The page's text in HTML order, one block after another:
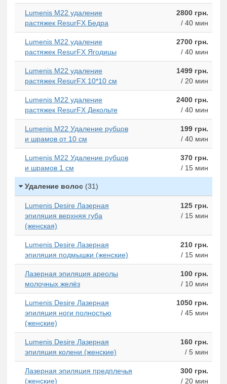
Lumenis M22 удаление
растяжек ResurFX Бедра
2800 грн.
/ 40 мин
Lumenis M22 удаление
растяжек ResurFX Ягодицы
2700 грн.
/ 40 мин
Lumenis M22 удаление
растяжек ResurFX 10*10 см
1499 грн.
/ 20 мин
Lumenis M22 удаление
растяжек ResurFX Декольте
2400 грн.
/ 40 мин
Lumenis M22 Удаление рубцов
и шрамов от 10 см
199 грн.
/ 40 мин
Lumenis M22 Удаление рубцов
и шрамов 1 см
370 грн.
/ 15 мин
Удаление волос (31)
Lumenis Desire Лазерная
эпиляция верхняя губа
(женская)
125 грн.
/ 15 мин
Lumenis Desire Лазерная
эпиляция подмышки (женские)
210 грн.
/ 15 мин
Лазерная эпиляция ареолы
молочных желёз
100 грн.
/ 10 мин
Lumenis Desire Лазерная
эпиляция ноги полностью
(женские)
1050 грн.
/ 45 мин
Lumenis Desire Лазерная
эпиляция колени (женские)
160 грн.
/ 5 мин
Лазерная эпиляция предплечья
(женские)
300 грн.
/ 20 мин